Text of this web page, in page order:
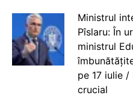
Ministrul
Pîslaru: În
ministrul
pe 17 iulie
crucial